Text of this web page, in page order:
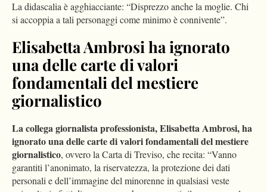
La didascalia è agghiacciante: “Disprezzo anche la moglie. Chi
si accoppia a tali personaggi come minimo è connivente”.
Elisabetta Ambrosi ha ignorato
una delle carte di valori
fondamentali del mestiere
giornalistico
La collega giornalista professionista, Elisabetta Ambrosi, ha
ignorato una delle carte di valori fondamentali del mestiere
giornalistico, ovvero la Carta di Treviso, che recita: “Vanno
garantiti l’anonimato, la riservatezza, la protezione dei dati
personali e dell’immagine del minorenne in qualsiasi veste